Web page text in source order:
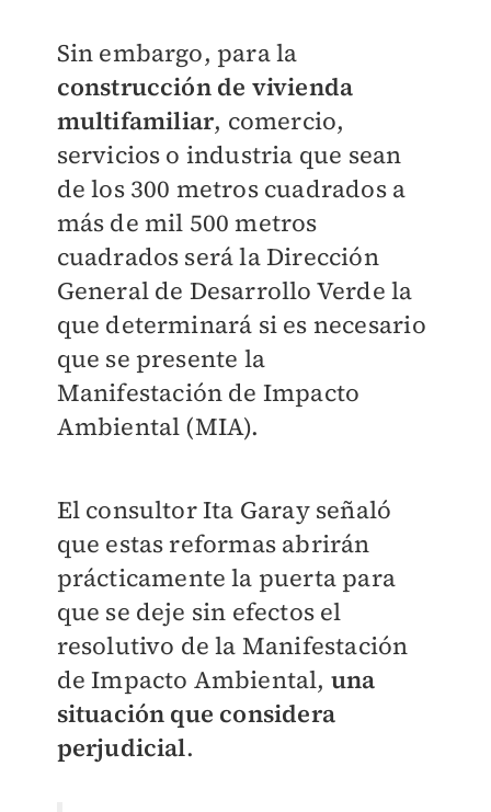
Sin embargo, para la
construcción de vivienda
multifamiliar, comercio,
servicios o industria que sean
de los 300 metros cuadrados a
más de mil 500 metros
cuadrados será la Dirección
General de Desarrollo Verde la
que determinará si es necesario
que se presente la
Manifestación de Impacto
Ambiental (MIA).
El consultor Ita Garay señaló
que estas reformas abrirán
prácticamente la puerta para
que se deje sin efectos el
resolutivo de la Manifestación
de Impacto Ambiental, una
situación que considera
perjudicial.